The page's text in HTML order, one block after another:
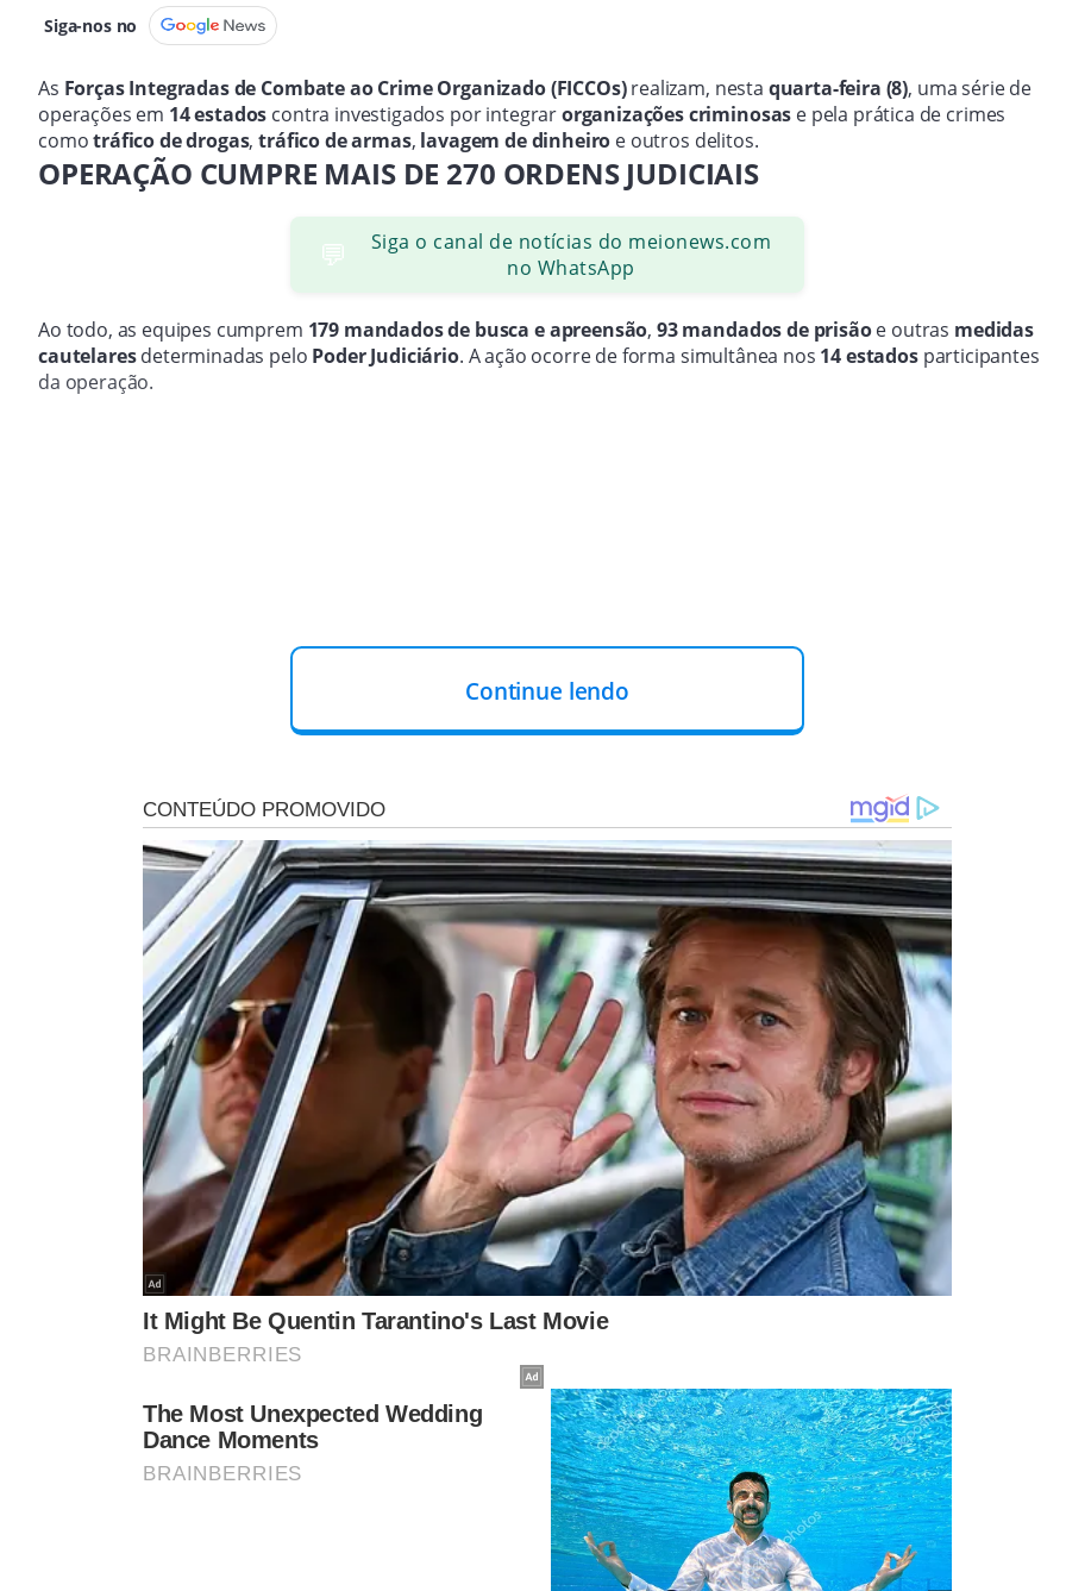
Siga-nos no
As Forças Integradas de Combate ao Crime Organizado (FICCOs)realizam, nesta quarta-feira (8), uma série de
operações em 14 estados contra investigados por integrarorganizações criminosas e pela prática de crimes
comotráfico de drogas,tráfico de armas, lavagem de dinheiro e outros delitos.
OPERAÇÃO CUMPRE MAIS DE 270 ORDENS JUDICIAIS
💬
Siga o canal de notícias do meionews.com
no WhatsApp
Ao todo, as equipes cumprem 179 mandados de busca e apreensão, 93 mandados de prisãoe outras medidas
cautelaresdeterminadas pelo Poder Judiciário. A ação ocorre de forma simultânea nos 14 estadosparticipantes
da operação.
FICCO REÚNE FORÇAS DE SEGURANÇA EM ATUAÇÃO INTEGRADA
As FICCOs são coordenadas pela Polícia Federal e reúnem integrantes das Polícias Civil, Militar e Penal, da Polícia
Rodoviária Federal (PRF), das Secretarias de Segurança Pública, das Guardas Municipais e da Secretaria Nacional de
Políticas Penais (Senappen). O objetivo é promover a atuação integrada das forças de segurança em investigações
relacionadas ao crime organizado.
AÇÕES NO LITORAL DO PIAUÍ
No Piauí foi deflagrada a Operação Contenção, onde estão sendo cumpridos três mandados de busca e apreensão
e oito mandados de prisão temporária nos municípios de Luís Correia e Parnaíba, em investigação relacionada à
atuação de organização criminosa, tráfico de drogas e homicídios.
Continue lendo